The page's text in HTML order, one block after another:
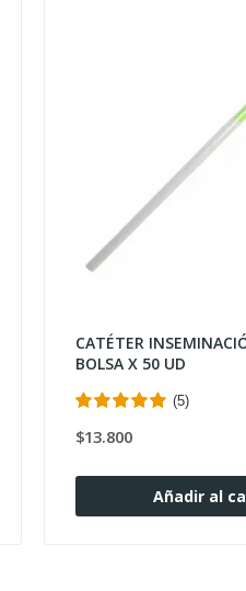
CATÉTER
BOLSA X 50 UD
(5)
$13.800
Añadir al